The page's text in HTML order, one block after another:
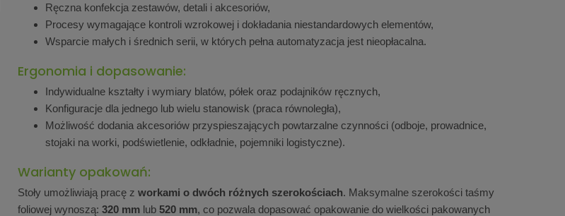
Ręczna konfekcja zestawów, detali i akcesoriów,
Procesy wymagające kontroli wzrokowej i dokładania niestandardowych elementów,
Wsparcie małych i średnich serii, w których pełna automatyzacja jest nieopłacalna.
Ergonomia i dopasowanie:
Indywidualne kształty i wymiary blatów, półek oraz podajników ręcznych,
Konfiguracje dla jednego lub wielu stanowisk (praca równoległa),
Możliwość dodania akcesoriów przyspieszających powtarzalne czynności (odboje, prowadnice,
stojaki na worki, podświetlenie, odkładnie, pojemniki logistyczne).
Warianty opakowań:
Stoły umożliwiają pracę z workami o dwóch różnych szerokościach. Maksymalne szerokości taśmy
foliowej wynoszą: 320 mmlub 520 mm, co pozwala dopasować opakowanie do wielkości pakowanych